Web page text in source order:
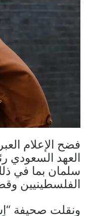
فضح الإعلام
العهد السعودي
سلمان بما في
الفلسطينيين
ونقلت صحيفة